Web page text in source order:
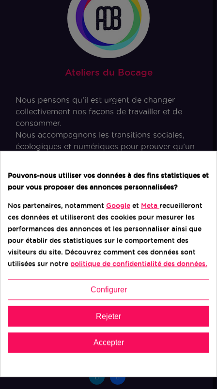
Ateliers du Bocage
Nous pensons qu’il est urgent de changer
collectivement nos façons de travailler et de
consommer.
Nous accompagnons les transitions sociales,
écologiques et numériques pour prouver qu’un
MEMBRE
DU MOUVEMENT
EMMAÜS
Demande de devis
Contact
Ateliers du Bocage
Suivez-nous sur
Pouvons-nous utiliser vos données à des fins statistiques et
pour vous proposer des annonces personnalisées?
Nos partenaires, notamment Google et Meta recueilleront
ces données et utiliseront des cookies pour mesurer les
performances des annonces et les personnaliser ainsi que
pour établir des statistiques sur le comportement des
visiteurs du site. Découvrez comment ces données sont
utilisées sur notre politique de confidentialité des données.
Configurer
Rejeter
Accepter
Consentement aux cookies